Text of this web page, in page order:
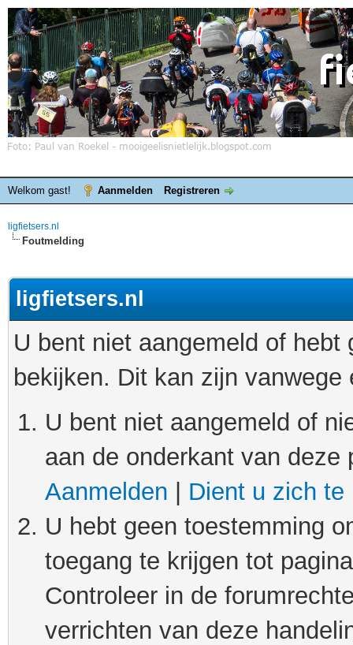
Welkom gast! Aanmelden Registreren
ligfietsers.nl
Foutmelding
ligfietsers.nl
U bent niet aangemeld of
bekijken. Dit kan zijn
U bent niet aangemeld of
aan de onderkant van
Aanmelden
Dient u zich te
U hebt geen toestemming
toegang te krijgen tot
Controleer in de
verrichten van deze